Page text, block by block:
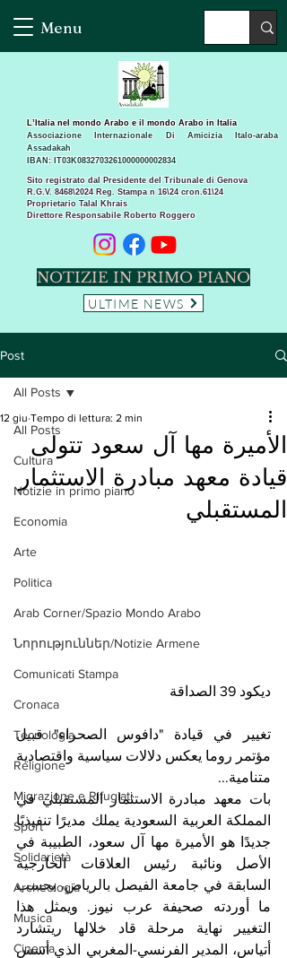
Menu
Sito registrato dal Presidente del Tribunale di Genova
R.G.V. 8468\2024 Reg. Stampa n 16\24 cron.61\24 ​
Proprietario Talal Khrais
Direttore Responsabile Roberto Roggero
L’Italia nel mondo Arabo e il mondo Arabo in Italia
Associazione Internazionale Di Amicizia Italo-araba
Assadakah
IBAN: IT03K0832703261000000002834
NOTIZIE IN PRIMO PIANO
ULTIME NEWS
Post
All Posts
Cultura
Notizie in primo piano
Economia
Arte
Politica
Arab Corner/Spazio Mondo Arabo
Նորություններ/Notizie Armene
Comunicati Stampa
Cronaca
Tecnologia
Religione
Migrazione e Rifugiati
Sport
Solidarietà
Archeologia
Musica
Cinema
All Posts
الأميرة مها آل سعود تتولى
قيادة معهد مبادرة الاستثمار
المستقبلي
12 giu Tempo di lettura: 2 min
ديكود 39 الصداقة
تغيير في قيادة "دافوس الصحراء" قبيل
متنامية...
بات معهد مبادرة الاستثمار المستقبلي في
المملكة العربية السعودية يملك مديرًا تنفيذيًا
الأصل ونائبة رئيس العلاقات الخارجية
السابقة في جامعة الفيصل بالرياض، بحسب
أتياس، المدير الفرنسي-المغربي الذي أسس